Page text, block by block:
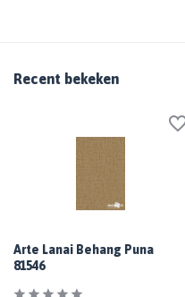
Recent bekeken
Arte Lanai Behang Puna
81546